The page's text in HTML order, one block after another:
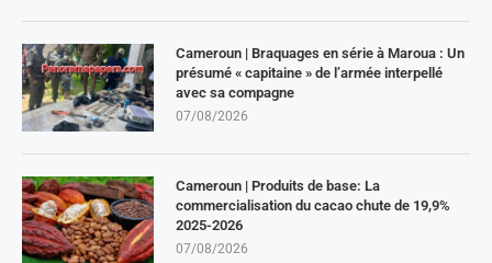
Cameroun | Braquages en série à Maroua : Un
présumé « capitaine » de l’armée interpellé
avec sa compagne
07/08/2026
Cameroun | Produits de base: La
commercialisation du cacao chute de 19,9%
2025-2026
07/08/2026